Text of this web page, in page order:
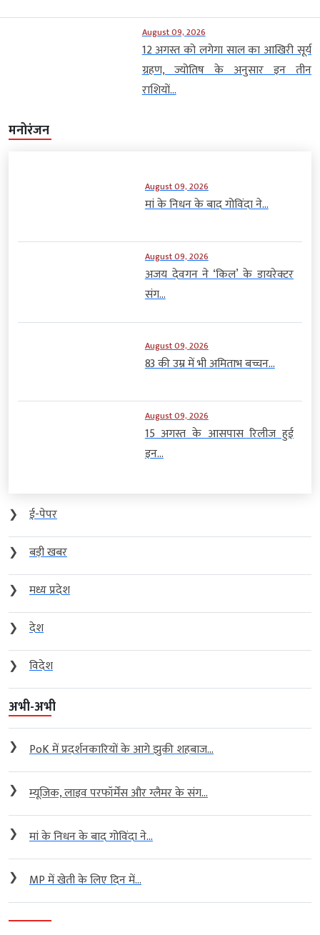
August 09, 2026
12 अगस्त को लगेगा साल का आखिरी सूर्य
ग्रहण, ज्योतिष के अनुसार इन तीन
राशियों...
मनोरंजन
August 09, 2026
मां के निधन के बाद गोविंदा ने...
August 09, 2026
अजय देवगन ने ‘किल’ के डायरेक्टर
संग...
August 09, 2026
83 की उम्र में भी अमिताभ बच्चन...
August 09, 2026
15 अगस्त के आसपास रिलीज हुई
इन...
❯
ई-पेपर
❯
बड़ी खबर
❯
मध्य प्रदेश
❯
देश
❯
विदेश
अभी-अभी
❯ PoK में प्रदर्शनकारियों के आगे झुकी शहबाज...
❯ म्यूजिक, लाइव परफॉर्मेंस और ग्लैमर के संग...
❯ मां के निधन के बाद गोविंदा ने...
❯ MP में खेती के लिए दिन में...